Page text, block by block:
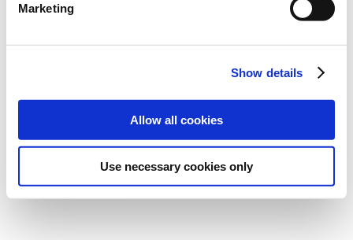
Marketing
Show details
Allow all cookies
Use necessary cookies only